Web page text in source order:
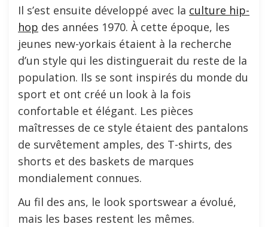
Il s’est ensuite développé avec la culture hip-
hop des années 1970. À cette époque, les
jeunes new-yorkais étaient à la recherche
d’un style qui les distinguerait du reste de la
population. Ils se sont inspirés du monde du
sport et ont créé un look à la fois
confortable et élégant. Les pièces
maîtresses de ce style étaient des pantalons
de survêtement amples, des T-shirts, des
shorts et des baskets de marques
mondialement connues.
Au fil des ans, le look sportswear a évolué,
mais les bases restent les mêmes.